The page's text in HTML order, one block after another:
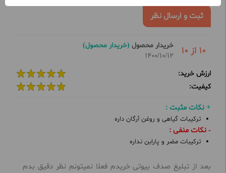
ثبت و ارسال نظر
10 از 10 خریدار محصول (خریدار محصول)
1400/10/12
ارزش خرید:
کیفیت:
+ نکات مثبت :
ترکیبات گیاهی و روغن آرگان داره
- نکات منفی :
ترکیبات مضر و پارابن نداره
بعد از تبلیغ صدف بیوتی خریدم فعلا نمیتونم نظر دقیق بدم